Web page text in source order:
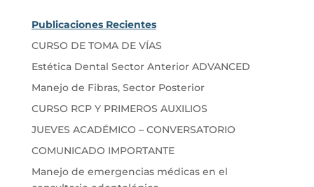
Publicaciones Recientes
CURSO DE TOMA DE VÍAS
Estética Dental Sector Anterior ADVANCED
Manejo de Fibras, Sector Posterior
CURSO RCP Y PRIMEROS AUXILIOS
JUEVES ACADÉMICO – CONVERSATORIO
COMUNICADO IMPORTANTE
Manejo de emergencias médicas en el